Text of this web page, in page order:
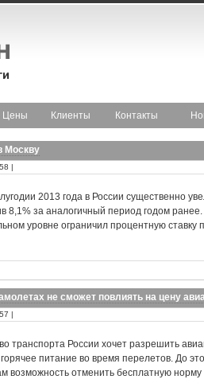
Цены Клиенты Контакты
Москву
|
2013 года в России существенно
8,1% за аналогичный период годом
уровне ограничил процентную ставку
не сможет повлиять на цену
|
транспорта России хочет разрешить
питание во время перелетов. До
возможность отменить бесплатную норму